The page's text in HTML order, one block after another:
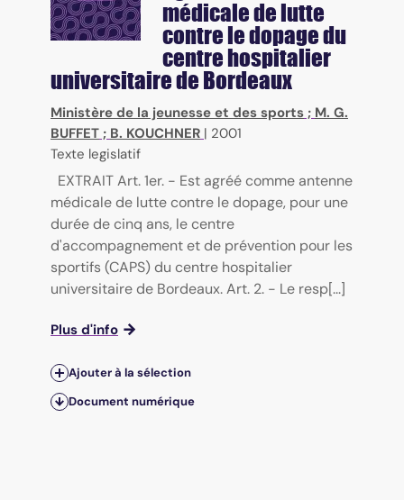
médicale de lutte
contre le dopage du
centre hospitalier
universitaire de Bordeaux
Ministère de la jeunesse et des sports ; M. G.
BUFFET ; B. KOUCHNER | 2001
Texte legislatif
EXTRAIT Art. 1er. - Est agréé comme antenne
médicale de lutte contre le dopage, pour une
durée de cinq ans, le centre
d'accompagnement et de prévention pour les
sportifs (CAPS) du centre hospitalier
universitaire de Bordeaux. Art. 2. - Le resp[...]
Plus d'info
Ajouter à la sélection
Document numérique